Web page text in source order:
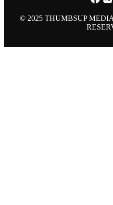
© 2025 THUMBSUP